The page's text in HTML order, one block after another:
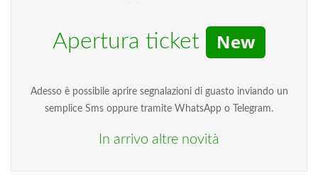
Apertura ticket New
Adesso è possibile aprire segnalazioni di guasto inviando un
semplice Sms oppure tramite WhatsApp o Telegram.
In arrivo altre novità